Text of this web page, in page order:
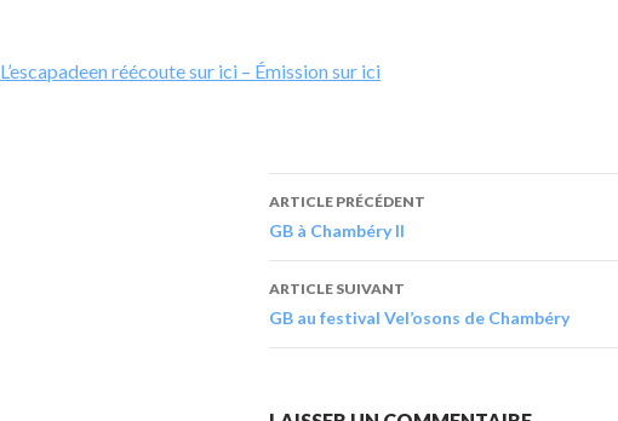
L’escapadeen réécoute sur ici – Émission sur ici
ARTICLE PRÉCÉDENT
GB à Chambéry II
ARTICLE SUIVANT
GB au festival Vel’osons de Chambéry